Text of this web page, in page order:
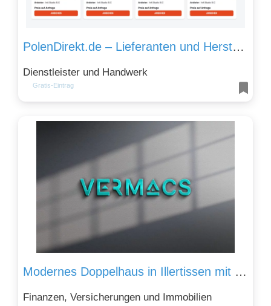
PolenDirekt.de – Lieferanten und Hersteller direkt aus Polen
Dienstleister und Handwerk
Gratis-Eintrag
Modernes Doppelhaus in Illertissen mit viel Platz – VERMACS: Ihr Makler
Finanzen, Versicherungen und Immobilien